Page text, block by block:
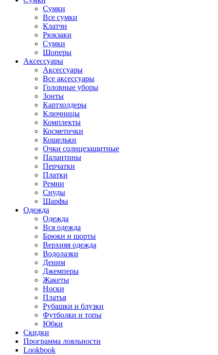
Сумки
Все сумки
Клатчи
Рюкзаки
Сумки
Шоперы
Аксессуары
Аксессуары
Все аксессуары
Головные уборы
Зонты
Картхолдеры
Ключницы
Комплекты
Косметички
Кошельки
Очки солнцезащитные
Палантины
Перчатки
Платки
Ремни
Снуды
Шарфы
Одежда
Одежда
Вся одежда
Брюки и шорты
Верхняя одежда
Водолазки
Деним
Джемперы
Жакеты
Носки
Платья
Рубашки и блузки
Футболки и топы
Юбки
Скидки
Программа лояльности
Lookbook